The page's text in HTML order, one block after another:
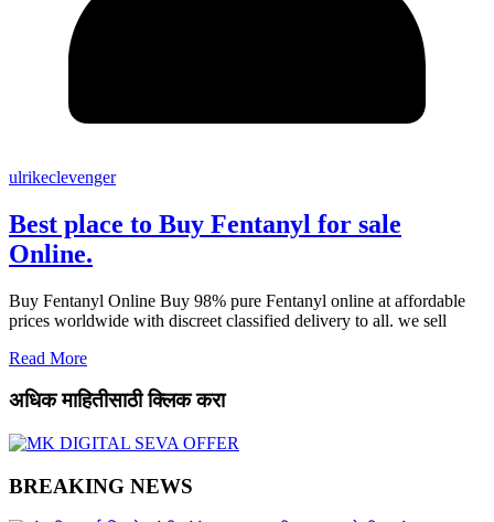
ulrikeclevenger
Best place to Buy Fentanyl for sale
Online.
Buy Fentanyl Online Buy 98% pure Fentanyl online at affordable
prices worldwide with discreet classified delivery to all. we sell
Read More
अधिक माहितीसाठी क्लिक करा
BREAKING NEWS